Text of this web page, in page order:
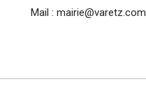
Mail : mairie@varetz.com